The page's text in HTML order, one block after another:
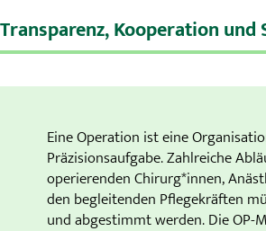
Transparenz, Kooperation
Eine Operation ist eine
Präzisionsaufgabe. Zahlreiche
operierenden Chirurg*innen,
den begleitenden Pflegekräften
und abgestimmt werden. Die OP-